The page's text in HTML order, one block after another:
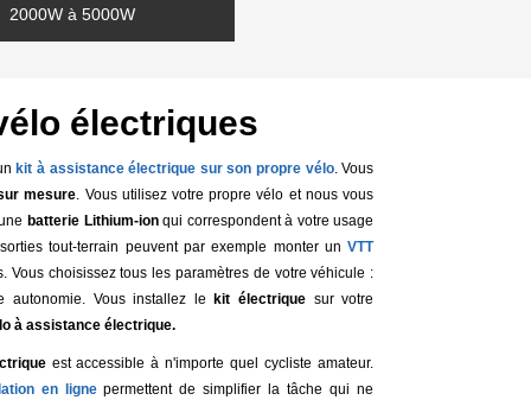
2000W à 5000W
électriques
kit à assistance électrique sur son propre vélo. Vous
mesure. Vous utilisez votre propre vélo et nous vous
batterie Lithium-ionqui correspondent à votre usage
tout-terrain peuvent par exemple monter unVTT
Vous choisissez tous les paramètres de votre véhicule :
autonomie. Vous installez le
kit électriquesur votre
à assistance électrique.
est accessible à n'importe quel cycliste amateur.
en lignepermettent de simplifier la tâche qui ne